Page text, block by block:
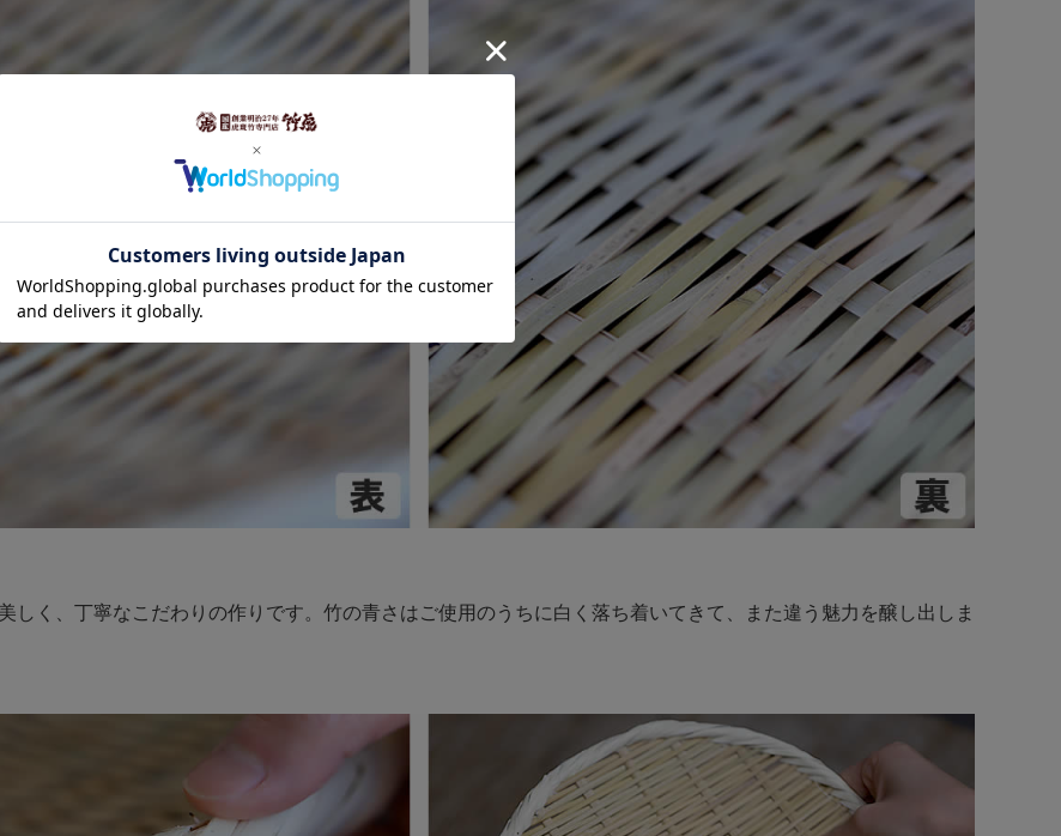
しく、丁寧なこだわりの作りです。竹の青さはご使用のうちに白く落ち着いてきて、また違う魅力を醸し出しま